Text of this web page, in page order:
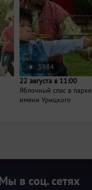
5984
22 августа в 11:00
Яблочный спас в парке
имени Урицкого
в соц. сетях